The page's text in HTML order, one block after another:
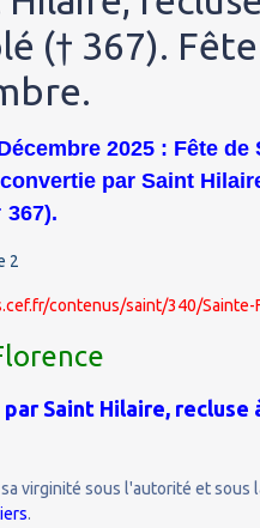
(† 367).
2025 : Fête de
par Saint
367).
contenus/saint/340/Sainte-
Saint Hilaire, recluse
virginité sous l'autorité et sous
s.